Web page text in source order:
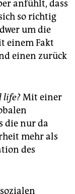
anfühlt, dass
so richtig
um die
einem Fakt
einen zurück
life?Mit einer
die nur da
mehr als
des